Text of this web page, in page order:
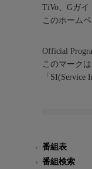
TiVo、Gガイ
このホーム
Official
このマーク
「
番組表
番組検索